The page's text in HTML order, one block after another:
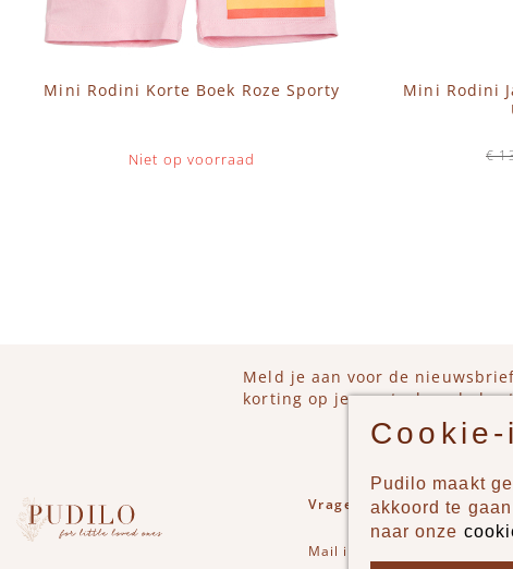
Mini Rodini Korte Boek Roze Sporty
Niet op voorraad
Mini Rodini
€
Meld je aan voor de
korting op je eerstvolgende
Vragen of opmerkingen?
Mail info@pudilo.nl
Pudilo maakt
akkoord te
naar onze